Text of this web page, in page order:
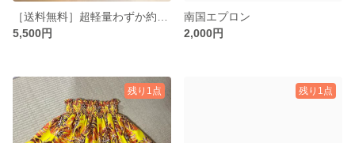
5,500円
南国エプロン
2,000円
残り1点 残り1点